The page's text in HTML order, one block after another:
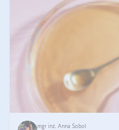
mgr inż. Anna Sobol